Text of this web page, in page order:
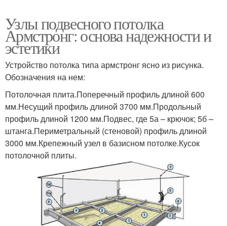
Узлы подвесного потолка
Армстронг: основа надежности и
эстетики
Устройство потолка типа армстронг ясно из рисунка.
Обозначения на нем:
Потолочная плита.Поперечный профиль длиной 600
мм.Несущий профиль длиной 3700 мм.Продольный
профиль длиной 1200 мм.Подвес, где 5а – крючок; 5б –
штанга.Периметральный (стеновой) профиль длиной
3000 мм.Крепежный узел в базисном потолке.Кусок
потолочной плиты.